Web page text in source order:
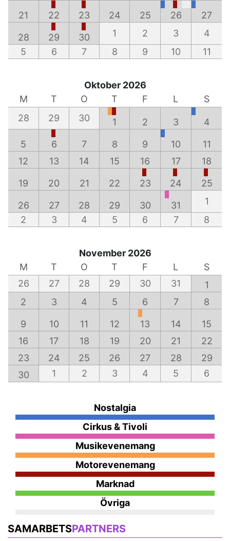
21 22 23 24 25 26 27
28 29 30 1 2 3
4
5
6 7 8 9 10 11
Oktober 2026
M
T O T F L
S
28
29 30 1 2 3 4
5 6 7 8 9 10
11
12
13 14 15 16 17 18
19 20 21 22 23 24 25
26 27 28 29 30 31
1
2
3 4 5 6 7 8
November 2026
M
T O T F L
S
26
27 28 29 30 31
1
2
3 4 5 6 7 8
9 10 11 12 13 14
15
16
17 18 19 20 21
22
23
24 25 26 27 28
29
30
1 2 3 4 5 6
Nostalgia
Cirkus & Tivoli
Musikevenemang
Motorevenemang
Marknad
Övriga
SAMARBETSPARTNERS